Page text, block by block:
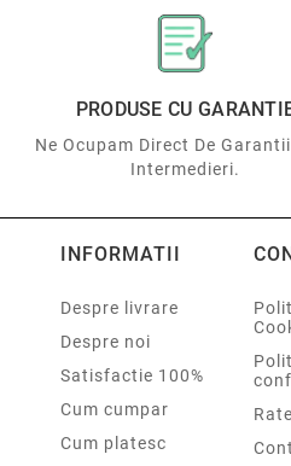
PRODUSE CU
Ne Ocupam Direct De
Intermedieri.
INFORMATII
Despre livrare
Despre noi
Satisfactie 100%
Cum cumpar
Cum platesc